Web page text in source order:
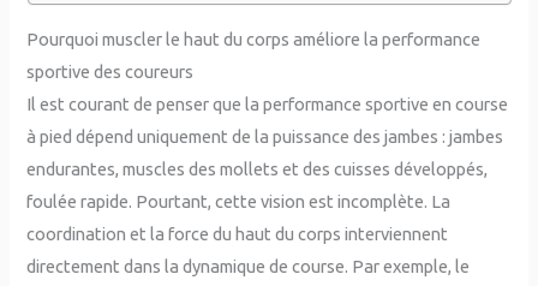
Pourquoi muscler le haut du corps améliore la performance
sportive des coureurs
Il est courant de penser que la performance sportive en course
à pied dépend uniquement de la puissance des jambes : jambes
endurantes, muscles des mollets et des cuisses développés,
foulée rapide. Pourtant, cette vision est incomplète. La
coordination et la force du haut du corps interviennent
directement dans la dynamique de course. Par exemple, le